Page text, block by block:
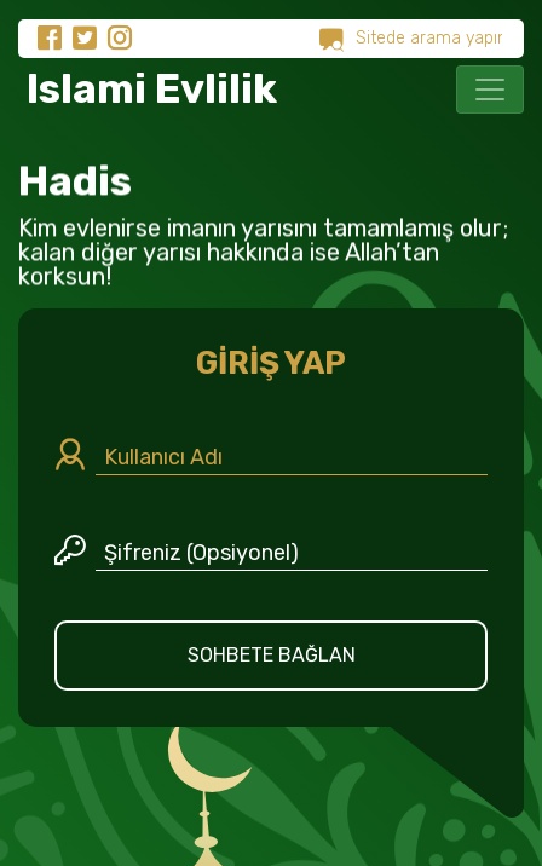
Islami Evlilik
Hadis
Kim evlenirse imanın yarısını tamamlamış olur;
kalan diğer yarısı hakkında ise Allah’tan
korksun!
GİRİŞ YAP
SOHBETE BAĞLAN